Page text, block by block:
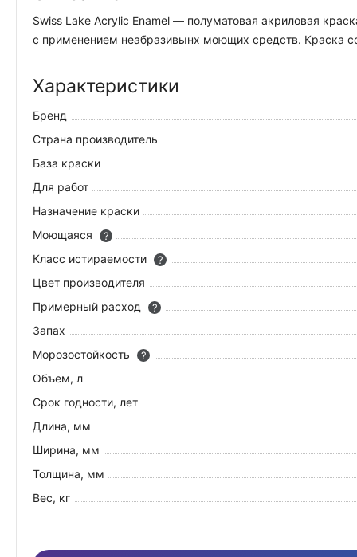
Swiss Lake Acrylic Enamel — полуматовая акриловая
с применением неабразивынх моющих средств. Краска
Характеристики
Бренд
Страна производитель
База краски
Для работ
Назначение краски
Моющаяся
?
Класс истираемости
?
Цвет производителя
Примерный расход
?
Запах
Морозостойкость
?
Объем, л
Срок годности, лет
Длина, мм
Ширина, мм
Толщина, мм
Вес, кг